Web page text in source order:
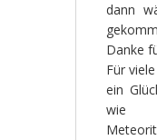
dann
Danke
Für
ein
wie